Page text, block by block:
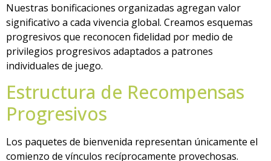
Nuestras bonificaciones organizadas agregan valor
significativo a cada vivencia global. Creamos esquemas
progresivos que reconocen fidelidad por medio de
privilegios progresivos adaptados a patrones
individuales de juego.
Estructura de Recompensas
Progresivos
Los paquetes de bienvenida representan únicamente el
comienzo de vínculos recíprocamente provechosas.